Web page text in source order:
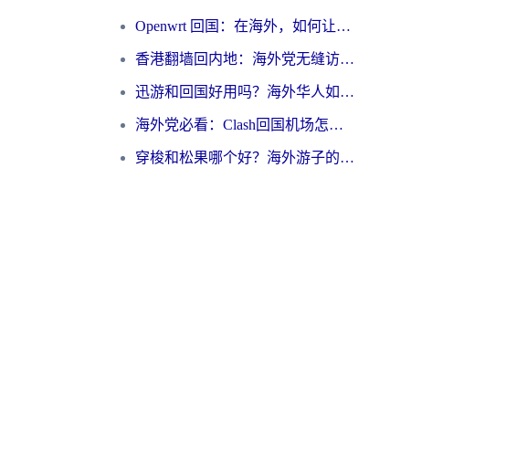
Openwrt 回国：在海外，如何让家的网络触手可及
香港翻墙回内地：海外党无缝访问国内资源的加速器选择全攻略
迅游和回国好用吗？海外华人如何选择靠谱的回国加速器
海外党必看：Clash回国机场怎么选？一篇搞定无缝访问国内资源的全攻略
穿梭和松果哪个好？海外游子的数字归乡路，到底该怎么选